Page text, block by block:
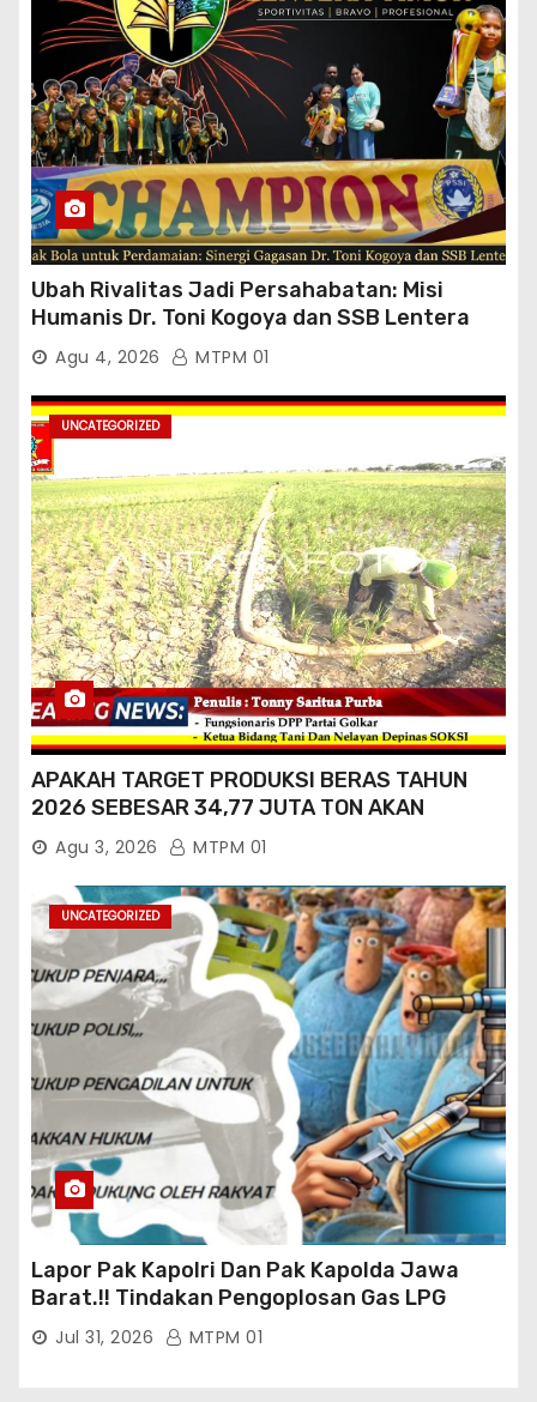
Ubah Rivalitas Jadi Persahabatan: Misi
Humanis Dr. Toni Kogoya dan SSB Lentera
TimurAgu 4, 2026 MTPM 01
UNCATEGORIZED
APAKAH TARGET PRODUKSI BERAS TAHUN
2026 SEBESAR 34,77 JUTA TON AKAN
TERCAPAI ?
Agu 3, 2026 MTPM 01
UNCATEGORIZED
Lapor Pak Kapolri Dan Pak Kapolda Jawa
Barat.!! Tindakan Pengoplosan Gas LPG
Bersubsidi Marak Terjadi Di Kabupaten Bogor
Persisnya di Babakan Madang: Tim
Jul 31, 2026 MTPM 01